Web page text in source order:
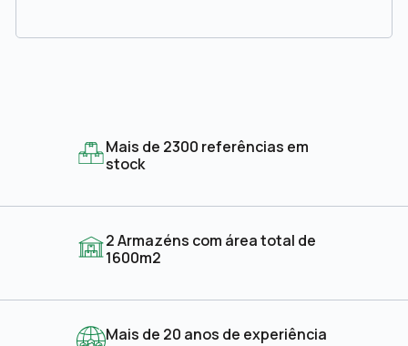
Mais de 2300 referências em
stock
2 Armazéns com área total de
1600m2
Mais de 20 anos de experiência